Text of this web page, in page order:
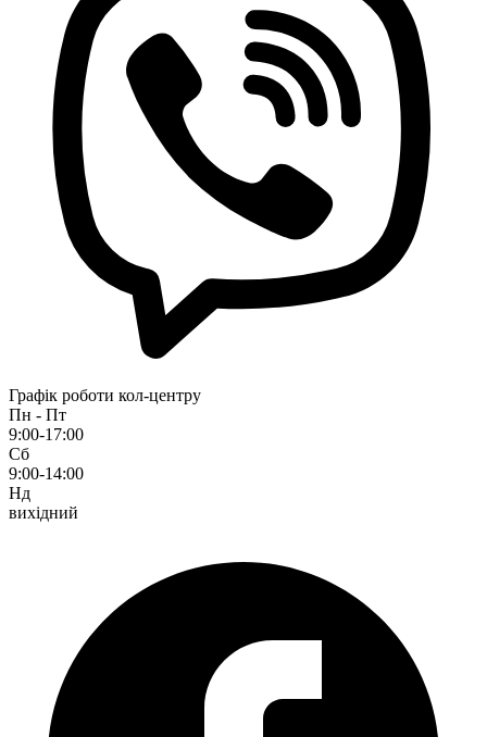
Графік роботи кол-центру
Пн - Пт
9:00-17:00
Сб
9:00-14:00
Нд
вихідний